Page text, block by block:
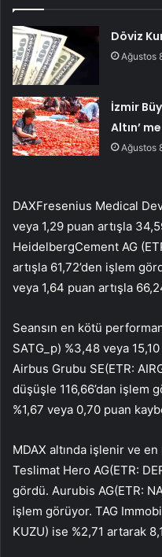
Döviz
Ağustos
İzmir
Altın’
Ağustos
DAXFresenius Medical
veya 1,29 puan artışla
HeidelbergCement AG
artışla 61,72’den işlem
veya 1,64 puan artışla
Seansın en kötü
SATG_p) %3,48 veya
Airbus Grubu SE(ETR:
düşüşle 116,66’dan işlem
%1,67 veya 0,70 puan
MDAX altında işlenir ve
Teslimat Hero AG(ETR:
gördü. Aurubis AG(ETR:
işlem görüyor. TAG
KUZU) ise %2,71 artarak